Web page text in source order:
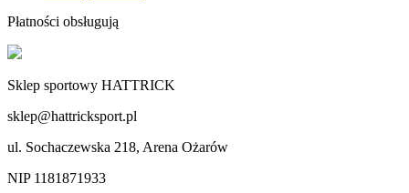
Płatności obsługują
Sklep sportowy HATTRICK
sklep@hattricksport.pl
ul. Sochaczewska 218, Arena Ożarów
NIP 1181871933